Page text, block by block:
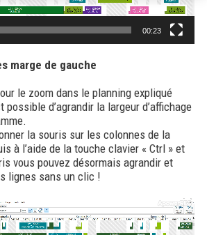
00:23
marge de gauche
le zoom dans le planning expliqué
d’agrandir la largeur d’affichage
la souris sur les colonnes de la
à l’aide de la touche clavier « Ctrl » et
vous pouvez désormais agrandir et
lignes sans un clic !